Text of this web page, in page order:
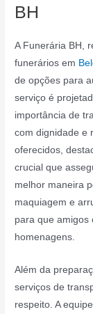
BH
A Funerária BH,
funerários em
de opções para
serviço é
importância de
com dignidade e
oferecidos,
crucial que
melhor maneira
maquiagem e
para que amigos
homenagens.
Além da
serviços de
respeito. A